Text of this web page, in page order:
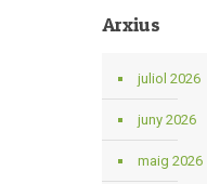
Arxius
juliol 2026
juny 2026
maig 2026